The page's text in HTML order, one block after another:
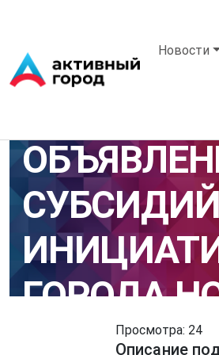
Новости
ГОРОДА
Просмотра: 24
Описание